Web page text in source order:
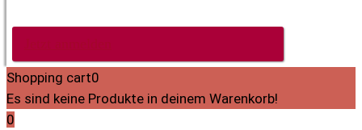
Shopping cart0
Es sind keine Produkte in deinem Warenkorb!
0